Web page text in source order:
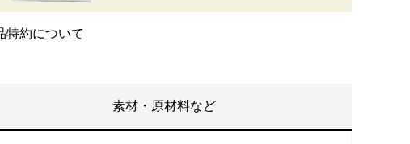
特約について
素材・原材料など